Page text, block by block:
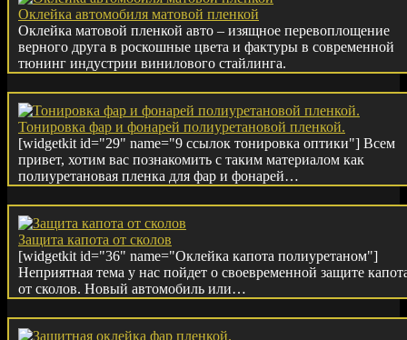
Оклейка автомобиля матовой пленкой
Оклейка матовой пленкой авто – изящное перевоплощение
верного друга в роскошные цвета и фактуры в современной
тюнинг индустрии винилового стайлинга.
Тонировка фар и фонарей полиуретановой пленкой.
[widgetkit id="29" name="9 ссылок тонировка оптики"] Всем
привет, хотим вас познакомить с таким материалом как
полиуретановая пленка для фар и фонарей…
Защита капота от сколов
[widgetkit id="36" name="Оклейка капота полиуретаном"]
Неприятная тема у нас пойдет о своевременной защите
от сколов. Новый автомобиль или…